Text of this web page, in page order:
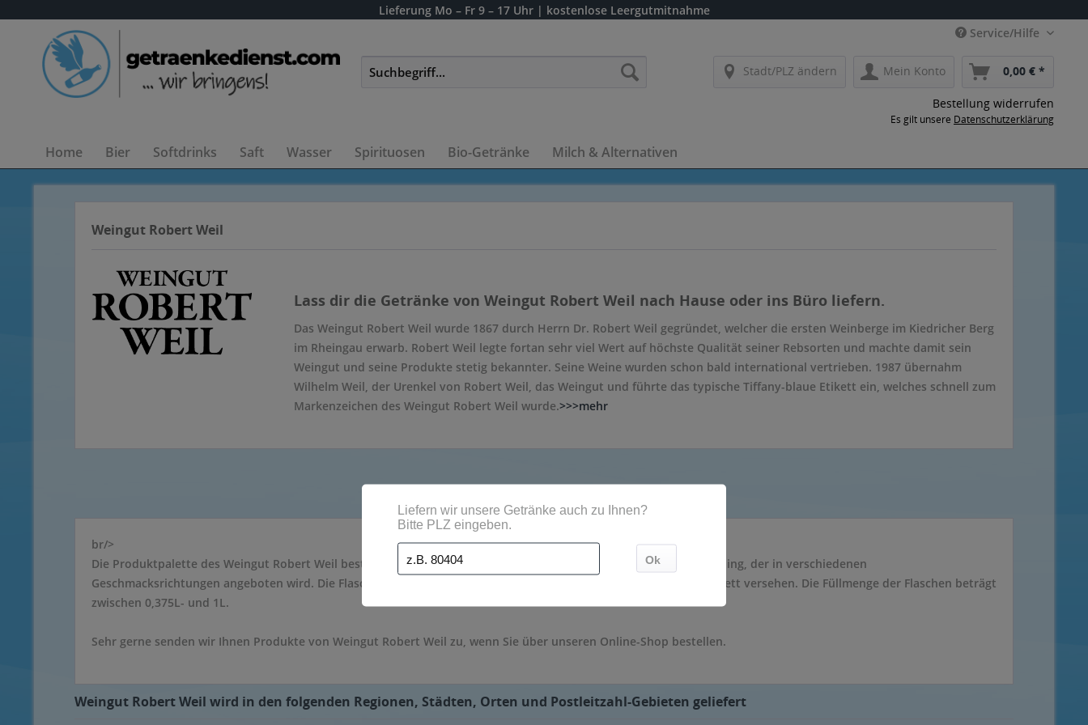
Lieferung Mo – Fr 9 – 17 Uhr | kostenlose Leergutmitnahme
Service/Hilfe
Stadt/PLZ ändern Mein Konto 0,00 € *
Bestellung widerrufen
Es gilt unsere Datenschutzerklärung
Home Bier Softdrinks Saft Wasser Spirituosen Bio-Getränke Milch & Alternativen
Weingut Robert Weil
Lass dir die Getränke von Weingut Robert Weil nach Hause oder ins Büro liefern.
Das Weingut Robert Weil wurde 1867 durch Herrn Dr. Robert Weil gegründet, welcher die ersten Weinberge im Kiedricher Berg
im Rheingau erwarb. Robert Weil legte fortan sehr viel Wert auf höchste Qualität seiner Rebsorten und machte damit sein
Weingut und seine Produkte stetig bekannter. Seine Weine wurden schon bald international vertrieben. 1987 übernahm
Wilhelm Weil, der Urenkel von Robert Weil, das Weingut und führte das typische Tiffany-blaue Etikett ein, welches schnell zum
Markenzeichen des Weingut Robert Weil wurde.>>>mehr
br/>
Die Produktpalette des Weingut Robert Weil besteht größtenteils aus edlen Weißweinen wie dem klassischen Riesling, der in verschiedenen
Geschmacksrichtungen angeboten wird. Die Flaschenhälse und ?Bäuche sind allesamt mit dem typischen Weil-Etikett versehen. Die Füllmenge der Flaschen beträgt
zwischen 0,375L- und 1L.
Sehr gerne senden wir Ihnen Produkte von Weingut Robert Weil zu, wenn Sie über unseren Online-Shop bestellen.
Weingut Robert Weil wird in den folgenden Regionen, Städten, Orten und Postleitzahl-Gebieten geliefert